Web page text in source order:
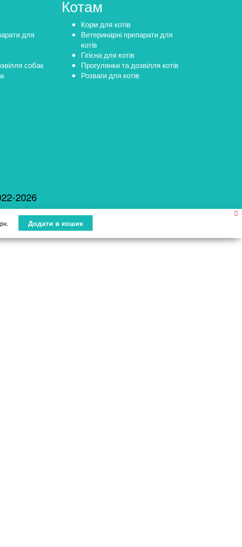
для
собак
Котам
Корм для котів
Ветеринарні препарати для
котів
Гігієна для котів
Прогулянки та дозвілля котів
Розваги для котів
2026
Додати в кошик